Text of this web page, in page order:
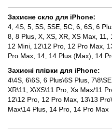
Захисне скло для iPhone:
4, 4S, 5, 5S, 5SE, 5С, 6, 6S, 6
8, 8 Plus, X, XS, XR, XS Max, 11,
12 Mini, 12\12 Pro, 12 Pro Max,
Pro Max, 14, 14 Plus (Max), 14
Захисні плівки для iPhone:
4\4S, 6\6S, 6 Plus\6S Plus,
XR\11, X\XS\11 Pro, Xs Max/11
12\12 Pro, 12 Pro Max, 13\13
Max\14 Plus, 14 Pro, 14 Pro Max